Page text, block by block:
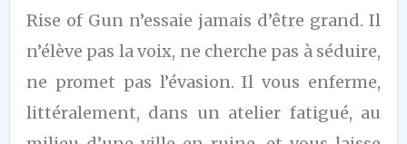
5,5
/10
Rise of Gun n’essaie jamais d’être grand. Il
n’élève pas la voix, ne cherche pas à séduire,
ne promet pas l’évasion. Il vous enferme,
littéralement, dans un atelier fatigué, au